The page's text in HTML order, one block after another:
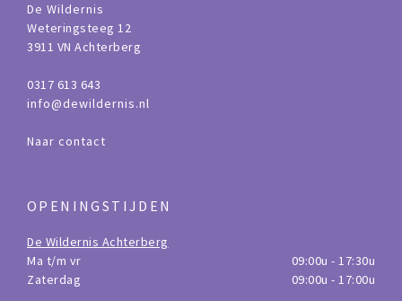
De Wildernis
Weteringsteeg 12
3911 VN Achterberg
0317 613 643
info@dewildernis.nl
Naar contact
OPENINGSTIJDEN
De Wildernis Achterberg
Ma t/m vr
09:00u - 17:30u
Zaterdag
09:00u - 17:00u